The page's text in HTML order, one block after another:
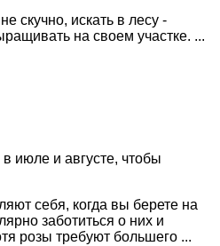
скучно, искать в лесу -
на своем участке. ...
июле и августе, чтобы
себя, когда вы берете на
заботиться о них и
розы требуют большего ...